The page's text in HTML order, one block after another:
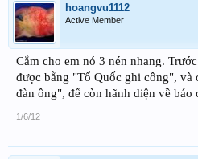
hoangvu1112
Active Member
Cắm cho em nó 3 nén nhang.
được bằng "Tổ Quốc ghi công", và
đàn ông", để còn hãnh diện về
1/6/12